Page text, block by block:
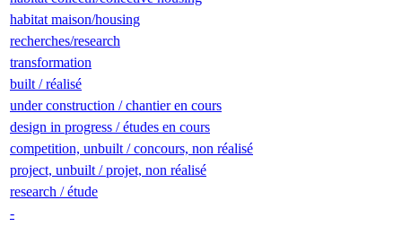
habitat maison/housing
recherches/research
transformation
built / réalisé
under construction / chantier en cours
design in progress / études en cours
competition, unbuilt / concours, non réalisé
project, unbuilt / projet, non réalisé
research / étude
-